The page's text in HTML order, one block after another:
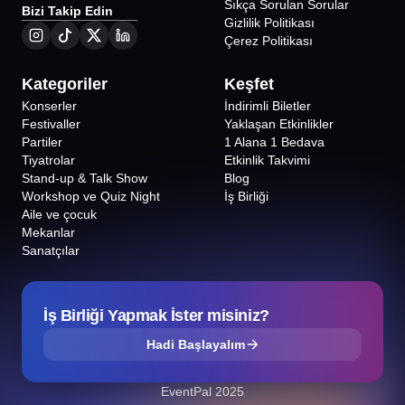
Bizi Takip Edin
Sıkça Sorulan Sorular
Gizlilik Politikası
Çerez Politikası
Kategoriler
Konserler
Festivaller
Partiler
Tiyatrolar
Stand-up & Talk Show
Workshop ve Quiz Night
Aile ve çocuk
Mekanlar
Sanatçılar
Keşfet
İndirimli Biletler
Yaklaşan Etkinlikler
1 Alana 1 Bedava
Etkinlik Takvimi
Blog
İş Birliği
İş Birliği Yapmak İster misiniz?
Hadi Başlayalım
EventPal 2025